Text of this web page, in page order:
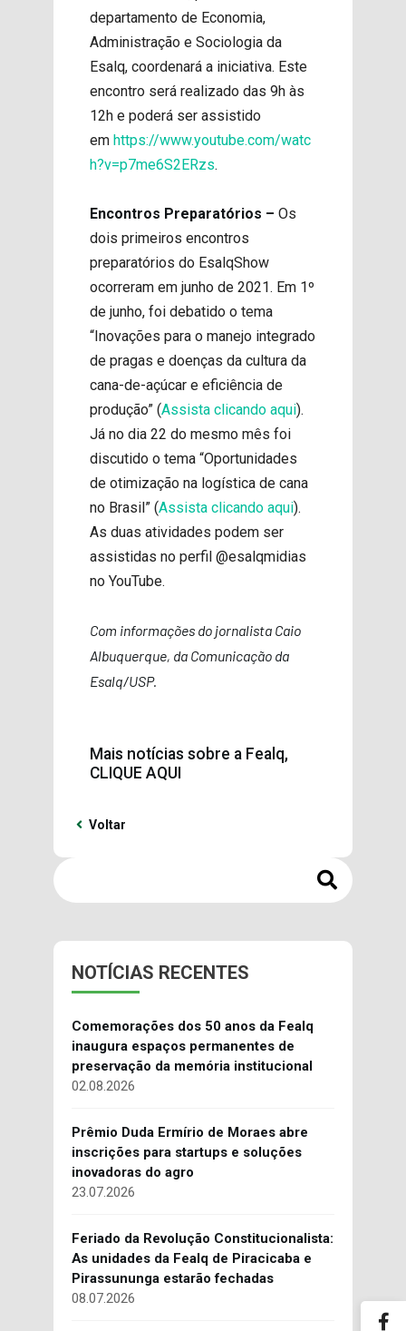
departamento de Economia,
Administração e Sociologia da
Esalq, coordenará a iniciativa. Este
encontro será realizado das 9h às
12h e poderá ser assistido
em https://www.youtube.com/watc
h?v=p7me6S2ERzs.
Encontros Preparatórios – Os
dois primeiros encontros
preparatórios do EsalqShow
ocorreram em junho de 2021. Em 1º
de junho, foi debatido o tema
“Inovações para o manejo integrado
de pragas e doenças da cultura da
cana-de-açúcar e eficiência de
produção” (Assista clicando aqui).
Já no dia 22 do mesmo mês foi
discutido o tema “Oportunidades
de otimização na logística de cana
no Brasil” (Assista clicando aqui).
As duas atividades podem ser
assistidas no perfil @esalqmidias
no YouTube.
Com informações do jornalista Caio
Albuquerque, da Comunicação da
Esalq/USP.
Mais notícias sobre a Fealq,
CLIQUE AQUI
Voltar
NOTÍCIAS RECENTES
Comemorações dos 50 anos da Fealq
inaugura espaços permanentes de
preservação da memória institucional
02.08.2026
Prêmio Duda Ermírio de Moraes abre
inscrições para startups e soluções
inovadoras do agro
23.07.2026
Feriado da Revolução Constitucionalista:
As unidades da Fealq de Piracicaba e
Pirassununga estarão fechadas
08.07.2026